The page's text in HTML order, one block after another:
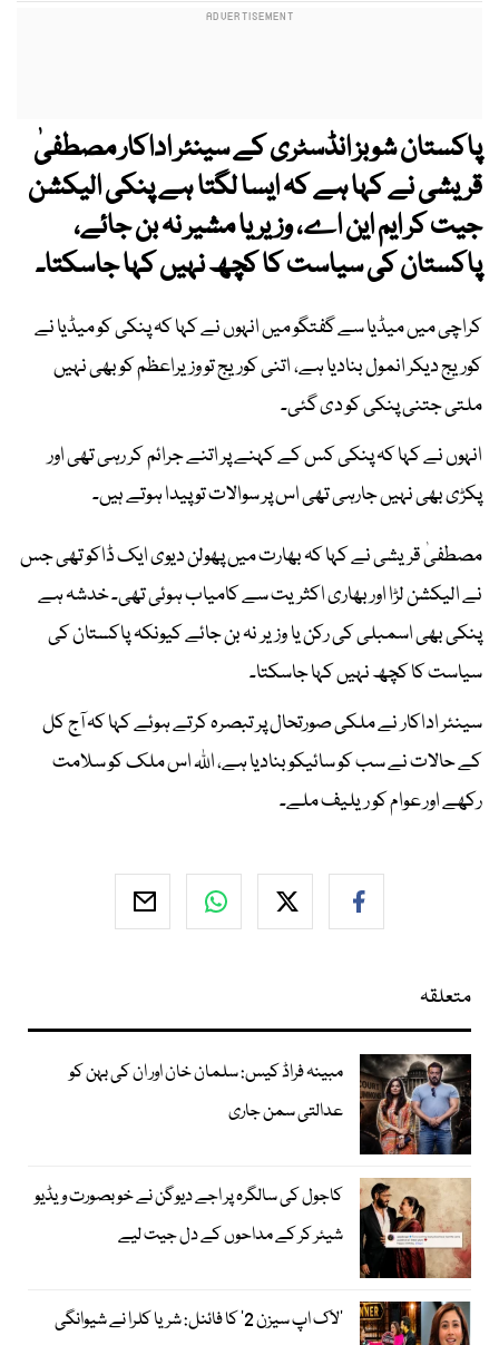
پاکستان شوبز انڈسٹری کے سینئر اداکار مصطفیٰ
قریشی نے کہا ہے کہ ایسا لگتا ہے پنکی الیکشن
جیت کر ایم این اے، وزیر یا مشیر نہ بن جائے،
پاکستان کی سیاست کا کچھ نہیں کہا جاسکتا۔
کراچی میں میڈیا سے گفتگو میں انہوں نے کہا کہ پنکی کو میڈیا نے
کوریج دیکر انمول بنادیا ہے، اتنی کوریج تو وزیراعظم کو بھی نہیں
ملتی جتنی پنکی کو دی گئی۔
انہوں نے کہا کہ پنکی کس کے کہنے پر اتنے جرائم کر رہی تھی اور
پکڑی بھی نہیں جارہی تھی اس پر سوالات تو پیدا ہوتے ہیں۔
مصطفیٰ قریشی نے کہا کہ بھارت میں پھولن دیوی ایک ڈاکو تھی جس
نے الیکشن لڑا اور بھاری اکثریت سے کامیاب ہوئی تھی۔ خدشہ ہے
پنکی بھی اسمبلی کی رکن یا وزیر نہ بن جائے کیونکہ پاکستان کی
سیاست کا کچھ نہیں کہا جاسکتا۔
سینئر اداکار نے ملکی صورتحال پر تبصرہ کرتے ہوئے کہا کہ آج کل
کے حالات نے سب کو سائیکو بنادیا ہے، اللہ اس ملک کو سلامت
رکھے اور عوام کو ریلیف ملے۔
متعلقہ
مبینہ فراڈ کیس: سلمان خان اور ان کی بہن کو
عدالتی سمن جاری
کاجول کی سالگرہ پر اجے دیوگن نے خوبصورت ویڈیو
شیئر کر کے مداحوں کے دل جیت لیے
’لاک اپ سیزن 2‘ کا فائنل: شریا کلرا نے شیوانگی